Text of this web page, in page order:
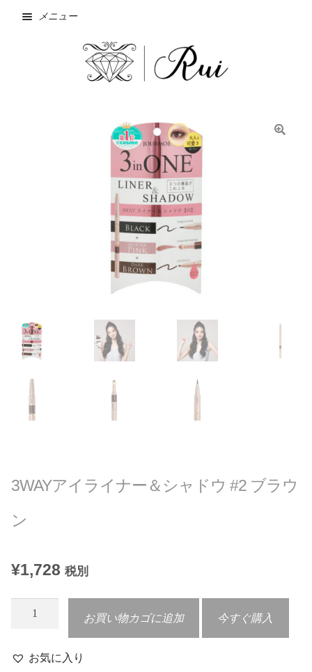
メニュー
お支払方法・発送方法
プライバシーポリシー
マイアカウント
会社概要
3WAYアイライナー＆シャドウ #2 ブラウ
ン
¥1,728 税別
3WAY
ラ
お買い物カゴに追加 今すぐ購入
お気に入り